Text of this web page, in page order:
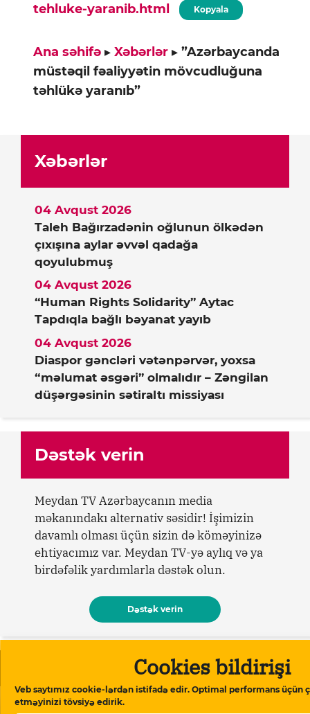
Cookies bildirişi
Veb saytımız cookie-lərdən istifadə edir. Optimal performans üçün
etməyinizi tövsiyə edirik.
tehluke-yaranib.html
Kopyala
Ana səhifə ▸ Xəbərlər ▸ ”Azərbaycanda
müstəqil fəaliyyətin mövcudluğuna
təhlükə yaranıb”
Xəbərlər
Taleh Bağırzadənin oğlunun ölkədən
çıxışına aylar əvvəl qadağa
qoyulubmuş
04 Avqust 2026
“Human Rights Solidarity” Aytac
Tapdıqla bağlı bəyanat yayıb
04 Avqust 2026
Diaspor gəncləri vətənpərvər, yoxsa
“məlumat əsgəri” olmalıdır – Zəngilan
düşərgəsinin sətiraltı missiyası
04 Avqust 2026
Dəstək verin
Meydan TV Azərbaycanın media
məkanındakı alternativ səsidir! İşimizin
davamlı olması üçün sizin də köməyinizə
ehtiyacımız var. Meydan TV-yə aylıq və ya
birdəfəlik yardımlarla dəstək olun.
Dəstək verin
Oxşar məqalələr